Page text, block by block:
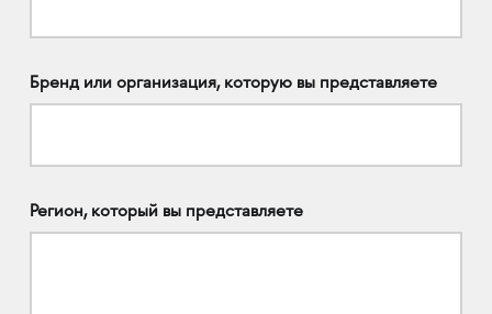
Бренд или организация, которую вы представляете
Регион, который вы представляете